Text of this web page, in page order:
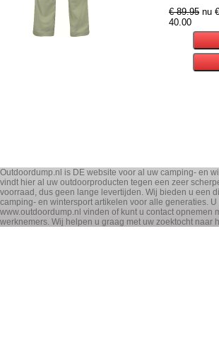
€ 89.95 nu €
40.00
Outdoordump.nl is DE website voor al uw camping- en
vindt hier al uw outdoorproducten tegen een zeer
voorraad, dus geen lange levertijden. Wij bieden u een
camping- en wintersport artikelen voor alle generaties.
www.outdoordump.nl vinden of kunt u contact opnemen
werknemers. Wij helpen u graag met uw zoektocht naar